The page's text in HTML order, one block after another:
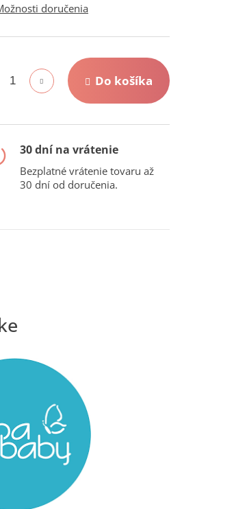
doručenia
Do košíka
30 dní na vrátenie
Bezplatné vrátenie tovaru až
30 dní od doručenia.